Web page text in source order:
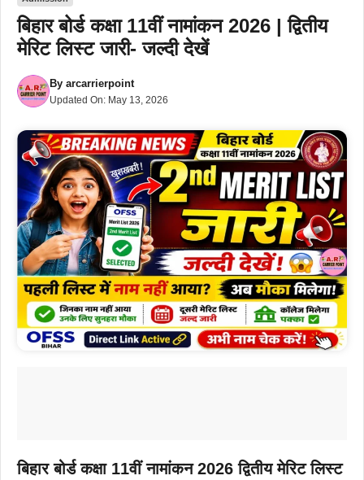
बिहार बोर्ड कक्षा 11वीं नामांकन 2026 | द्वितीय
मेरिट लिस्ट जारी- जल्दी देखें
By arcarrierpoint
Updated On: May 13, 2026
बिहार बोर्ड कक्षा 11वीं नामांकन 2026 द्वितीय मेरिट लिस्ट